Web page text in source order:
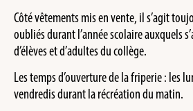
Côté vêtements mis en vente, il s’agit
oubliés durant l’année scolaire auxquels
d’élèves et d’adultes du collège.
Les temps d’ouverture de la friperie : les
vendredis durant la récréation du matin.